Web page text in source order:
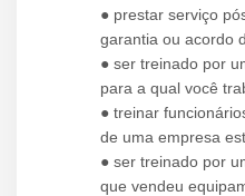
● prestar serviço
garantia ou acordo
● ser treinado por
para a qual você
● treinar
de uma empresa
● ser treinado por
que vendeu